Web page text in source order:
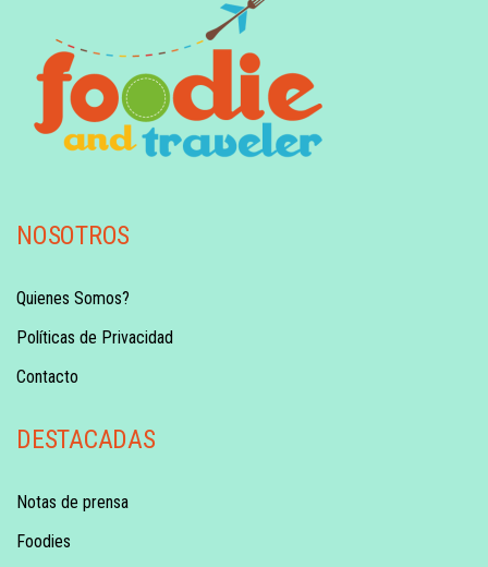
NOSOTROS
Quienes Somos?
Políticas de Privacidad
Contacto
DESTACADAS
Notas de prensa
Foodies